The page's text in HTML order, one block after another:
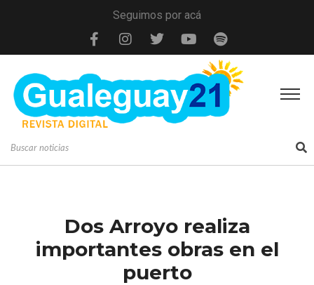
Seguimos por acá
Dos Arroyo realiza
importantes obras en el
puerto